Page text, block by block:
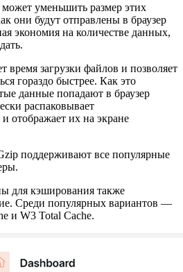
уменьшить размер этих
они будут отправлены в браузер
экономия на количестве данных,
время загрузки файлов и позволяет
гораздо быстрее. Как это
данные попадают в браузер
распаковывает
отображает их на экране
поддерживают все популярные
для кэширования также
Среди популярных вариантов —
и W3 Total Cache.